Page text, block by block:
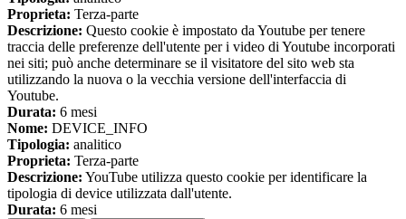
Proprieta: Terza-parte
Descrizione: Questo cookie è impostato da Youtube per tenere
traccia delle preferenze dell'utente per i video di Youtube incorporati
nei siti; può anche determinare se il visitatore del sito web sta
utilizzando la nuova o la vecchia versione dell'interfaccia di
Youtube.
Durata: 6 mesi
Nome: DEVICE_INFO
Tipologia: analitico
Proprieta: Terza-parte
Descrizione: YouTube utilizza questo cookie per identificare la
tipologia di device utilizzata dall'utente.
Durata: 6 mesi